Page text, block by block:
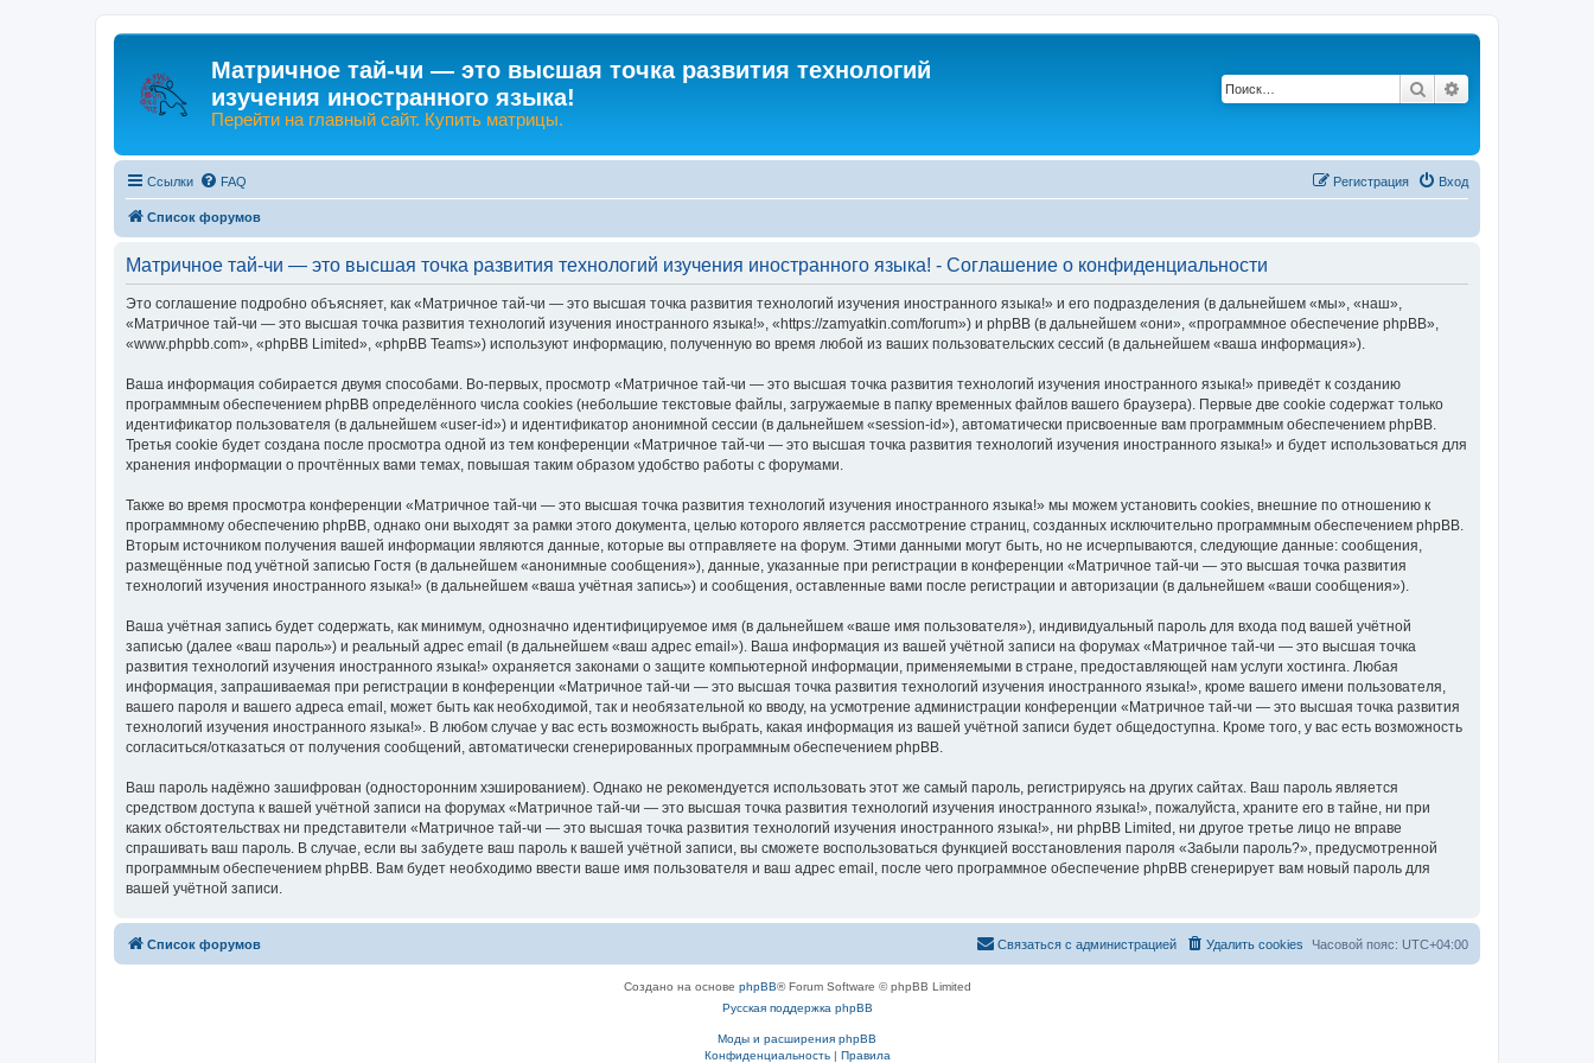
Матричное тай-чи — это высшая точка развития технологий
изучения иностранного языка!
Перейти на главный сайт. Купить матрицы.
Поиск
Ссылки FAQ Вход
Регистрация
Список форумов
Матричное тай-чи — это высшая точка развития технологий изучения иностранного языка! - Соглашение о конфиденциальности
Это соглашение подробно объясняет, как «Матричное тай-чи — это высшая точка развития технологий изучения иностранного языка!» и его подразделения (в дальнейшем «мы», «наш»,
«Матричное тай-чи — это высшая точка развития технологий изучения иностранного языка!», «https://zamyatkin.com/forum») и phpBB (в дальнейшем «они», «программное обеспечение phpBB»,
«www.phpbb.com», «phpBB Limited», «phpBB Teams») используют информацию, полученную во время любой из ваших пользовательских сессий (в дальнейшем «ваша информация»).
Ваша информация собирается двумя способами. Во-первых, просмотр «Матричное тай-чи — это высшая точка развития технологий изучения иностранного языка!» приведёт к созданию
программным обеспечением phpBB определённого числа cookies (небольшие текстовые файлы, загружаемые в папку временных файлов вашего браузера). Первые две cookie содержат только
идентификатор пользователя (в дальнейшем «user-id») и идентификатор анонимной сессии (в дальнейшем «session-id»), автоматически присвоенные вам программным обеспечением phpBB.
Третья cookie будет создана после просмотра одной из тем конференции «Матричное тай-чи — это высшая точка развития технологий изучения иностранного языка!» и будет использоваться для
хранения информации о прочтённых вами темах, повышая таким образом удобство работы с форумами.
Также во время просмотра конференции «Матричное тай-чи — это высшая точка развития технологий изучения иностранного языка!» мы можем установить cookies, внешние по отношению к
программному обеспечению phpBB, однако они выходят за рамки этого документа, целью которого является рассмотрение страниц, созданных исключительно программным обеспечением phpBB.
Вторым источником получения вашей информации являются данные, которые вы отправляете на форум. Этими данными могут быть, но не исчерпываются, следующие данные: сообщения,
размещённые под учётной записью Гостя (в дальнейшем «анонимные сообщения»), данные, указанные при регистрации в конференции «Матричное тай-чи — это высшая точка развития
технологий изучения иностранного языка!» (в дальнейшем «ваша учётная запись») и сообщения, оставленные вами после регистрации и авторизации (в дальнейшем «ваши сообщения»).
Ваша учётная запись будет содержать, как минимум, однозначно идентифицируемое имя (в дальнейшем «ваше имя пользователя»), индивидуальный пароль для входа под вашей учётной
записью (далее «ваш пароль») и реальный адрес email (в дальнейшем «ваш адрес email»). Ваша информация из вашей учётной записи на форумах «Матричное тай-чи — это высшая точка
развития технологий изучения иностранного языка!» охраняется законами о защите компьютерной информации, применяемыми в стране, предоставляющей нам услуги хостинга. Любая
информация, запрашиваемая при регистрации в конференции «Матричное тай-чи — это высшая точка развития технологий изучения иностранного языка!», кроме вашего имени пользователя,
вашего пароля и вашего адреса email, может быть как необходимой, так и необязательной ко вводу, на усмотрение администрации конференции «Матричное тай-чи — это высшая точка развития
технологий изучения иностранного языка!». В любом случае у вас есть возможность выбрать, какая информация из вашей учётной записи будет общедоступна. Кроме того, у вас есть возможность
согласиться/отказаться от получения сообщений, автоматически сгенерированных программным обеспечением phpBB.
Ваш пароль надёжно зашифрован (односторонним хэшированием). Однако не рекомендуется использовать этот же самый пароль, регистрируясь на других сайтах. Ваш пароль является
средством доступа к вашей учётной записи на форумах «Матричное тай-чи — это высшая точка развития технологий изучения иностранного языка!», пожалуйста, храните его в тайне, ни при
каких обстоятельствах ни представители «Матричное тай-чи — это высшая точка развития технологий изучения иностранного языка!», ни phpBB Limited, ни другое третье лицо не вправе
спрашивать ваш пароль. В случае, если вы забудете ваш пароль к вашей учётной записи, вы сможете воспользоваться функцией восстановления пароля «Забыли пароль?», предусмотренной
программным обеспечением phpBB. Вам будет необходимо ввести ваше имя пользователя и ваш адрес email, после чего программное обеспечение phpBB сгенерирует вам новый пароль для
вашей учётной записи.
Список форумов Часовой пояс: UTC+04:00
Удалить cookies
Связаться с администрацией
Создано на основе phpBB® Forum Software © phpBB Limited
Русская поддержка phpBB
Моды и расширения phpBB
Конфиденциальность| Правила